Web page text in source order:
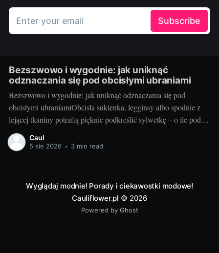
Enter your email Subscribe
Bezszwowo i wygodnie: jak uniknąć
odznaczania się pod obcisłymi ubraniami
Bezszwowo i wygodnie: jak uniknąć odznaczania się pod
obcisłymi ubraniamiObcisła sukienka, legginsy albo spodnie z
lejącej tkaniny potrafią pięknie podkreślić sylwetkę – o ile pod
spodem wszystko jest gładkie. Dziś podpowiadam, jak ograć
temat szwów, gumek i zgrubień tak, by nie psuły efektu
Caul
5 sie 2026 • 3 min read
Wyglądaj modnie! Porady i ciekawostki modowe!
Cauliflower.pl © 2026
Powered by Ghost